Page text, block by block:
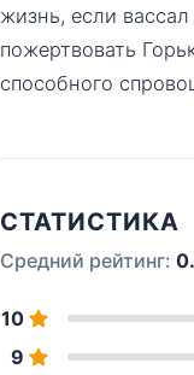
жизнь, если
пожертвовать
способного
СТАТИСТИКА
Средний рейтинг:
10
9